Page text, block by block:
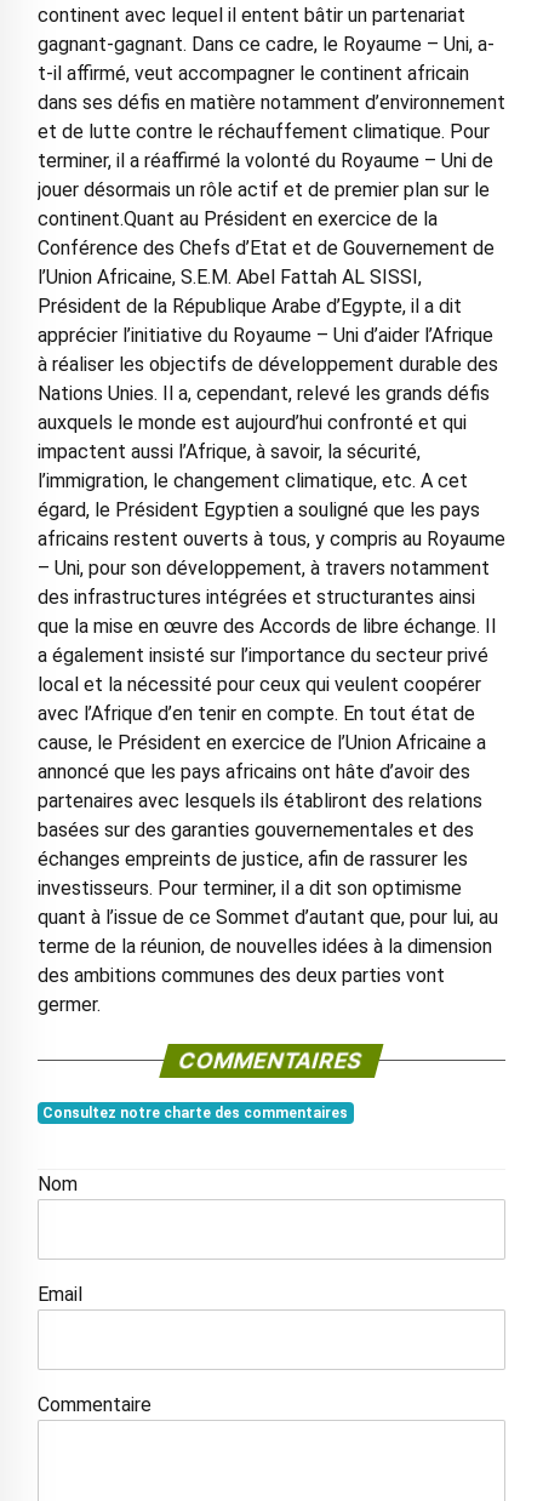
continent avec lequel il entent bâtir un partenariat
gagnant-gagnant. Dans ce cadre, le Royaume – Uni, a-
t-il affirmé, veut accompagner le continent africain
dans ses défis en matière notamment d’environnement
et de lutte contre le réchauffement climatique. Pour
terminer, il a réaffirmé la volonté du Royaume – Uni de
jouer désormais un rôle actif et de premier plan sur le
continent.Quant au Président en exercice de la
Conférence des Chefs d’Etat et de Gouvernement de
l’Union Africaine, S.E.M. Abel Fattah AL SISSI,
Président de la République Arabe d’Egypte, il a dit
apprécier l’initiative du Royaume – Uni d’aider l’Afrique
à réaliser les objectifs de développement durable des
Nations Unies. Il a, cependant, relevé les grands défis
auxquels le monde est aujourd’hui confronté et qui
impactent aussi l’Afrique, à savoir, la sécurité,
l’immigration, le changement climatique, etc. A cet
égard, le Président Egyptien a souligné que les pays
africains restent ouverts à tous, y compris au Royaume
– Uni, pour son développement, à travers notamment
des infrastructures intégrées et structurantes ainsi
que la mise en œuvre des Accords de libre échange. Il
a également insisté sur l’importance du secteur privé
local et la nécessité pour ceux qui veulent coopérer
avec l’Afrique d’en tenir en compte. En tout état de
cause, le Président en exercice de l’Union Africaine a
annoncé que les pays africains ont hâte d’avoir des
partenaires avec lesquels ils établiront des relations
basées sur des garanties gouvernementales et des
échanges empreints de justice, afin de rassurer les
investisseurs. Pour terminer, il a dit son optimisme
quant à l’issue de ce Sommet d’autant que, pour lui, au
terme de la réunion, de nouvelles idées à la dimension
des ambitions communes des deux parties vont
germer.
COMMENTAIRES
Consultez notre charte des commentaires
Nom
Email
Commentaire